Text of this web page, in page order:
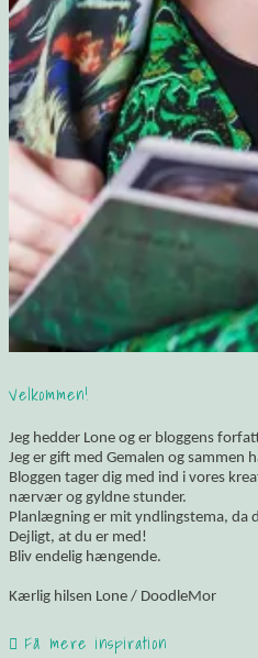
Velkommen!
Jeg hedder Lone og er bloggens
Jeg er gift med Gemalen og sammen
Bloggen tager dig med ind i vores
nærvær og gyldne stunder.
Planlægning er mit yndlingstema, da
Dejligt, at du er med!
Bliv endelig hængende.
Kærlig hilsen Lone / DoodleMor
Få mere inspiration